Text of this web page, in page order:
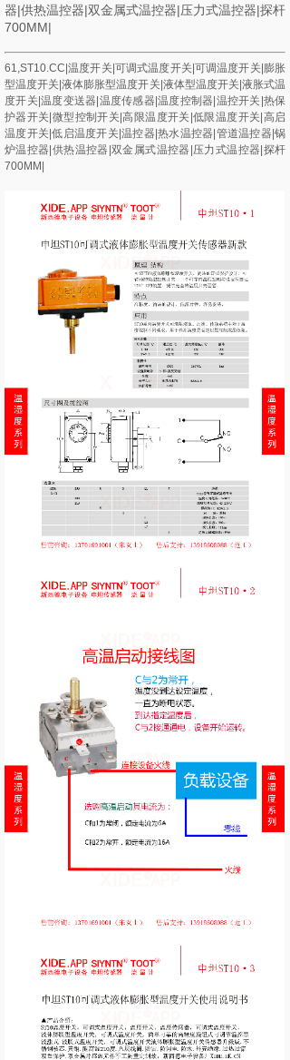
器|供热温控器|双金属式温控器|压力式温控器|探杆
700MM|
61,ST10.CC|温度开关|可调式温度开关|可调温度开关|膨胀
型温度开关|液体膨胀型温度开关|液体型温度开关|液胀式温
度开关|温度变送器|温度传感器|温度控制器|温控开关|热保
护器开关|微型控制开关|高限温度开关|低限温度开关|高启
温度开关|低启温度开关|温控器|热水温控器|管道温控器|锅
炉温控器|供热温控器|双金属式温控器|压力式温控器|探杆
700MM|